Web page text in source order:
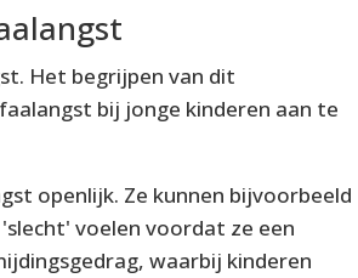
Het begrijpen van dit
bij jonge kinderen aan te
openlijk. Ze kunnen bijvoorbeeld
voelen voordat ze een
waarbij kinderen